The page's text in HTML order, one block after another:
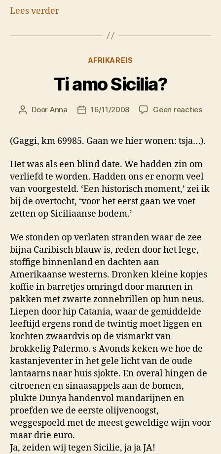
Lees verder
Categorieën
AFRIKAREIS
Ti amo Sicilia?
Berichtauteur
Door Anna Berichtdatum
16/11/2008 Geen reactiesop
(Gaggi, km 69985. Gaan we hier wonen: tsja…).
Het was als een blind date. We hadden zin om
verliefd te worden. Hadden ons er enorm veel
van voorgesteld. ‘Een historisch moment,’ zei ik
bij de overtocht, ‘voor het eerst gaan we voet
zetten op Siciliaanse bodem.’
We stonden op verlaten stranden waar de zee
bijna Caribisch blauw is, reden door het lege,
stoffige binnenland en dachten aan
Amerikaanse westerns. Dronken kleine kopjes
koffie in barretjes omringd door mannen in
pakken met zwarte zonnebrillen op hun neus.
Liepen door hip Catania, waar de gemiddelde
leeftijd ergens rond de twintig moet liggen en
kochten zwaardvis op de vismarkt van
brokkelig Palermo. s Avonds keken we hoe de
kastanjeventer in het gele licht van de oude
lantaarns naar huis sjokte. En overal hingen de
citroenen en sinaasappels aan de bomen,
plukte Dunya handenvol mandarijnen en
proefden we de eerste olijvenoogst,
weggespoeld met de meest geweldige wijn voor
maar drie euro.
Ja, zeiden wij tegen Sicilie, ja ja JA!